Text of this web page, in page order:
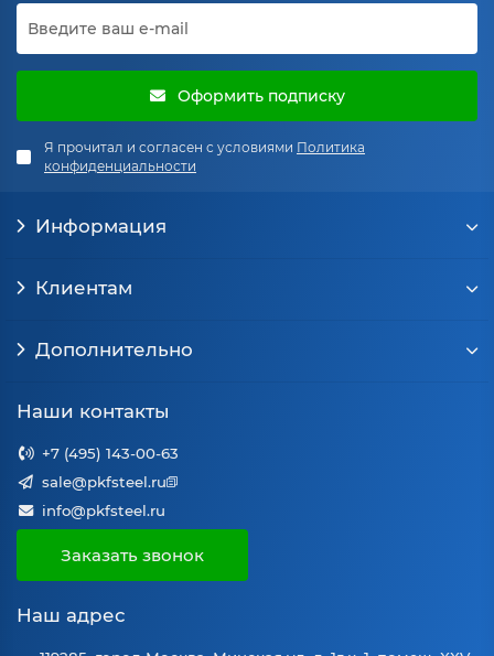
Оформить подписку
Я прочитал и согласен с условиями Политика
конфиденциальности
Информация
Клиентам
Дополнительно
Наши контакты
+7 (495) 143-00-63
sale@pkfsteel.ru
info@pkfsteel.ru
Заказать звонок
Наш адрес